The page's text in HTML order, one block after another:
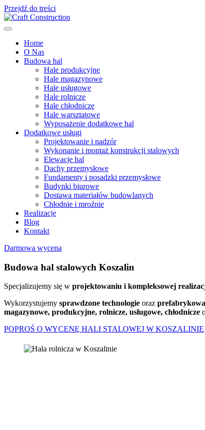
Przejdź do treści
Home
O Nas
Budowa hal
Hale produkcyjne
Hale magazynowe
Hale usługowe
Hale rolnicze
Hale chłodnicze
Hale warsztatowe
Wyposażenie dodatkowe hal
Dodatkowe usługi
Projektowanie i nadzór
Wykonanie i montaż konstrukcji stalowych
Elewacje hal
Dachy przemysłowe
Fundamenty i posadzki przemysłowe
Budynki biurowe
Dostawa materiałów budowlanych
Chłodnie i mroźnie
Realizacje
Blog
Kontakt
Darmowa wycena
Budowa hal stalowych Koszalin
Specjalizujemy się w projektowaniu i kompleksowej
Wykorzystujemy sprawdzone technologie oraz
magazynowe, produkcyjne, rolnicze, usługowe, chłodnicze
POPROŚ O WYCENĘ HALI STALOWEJ W KOSZALINIE